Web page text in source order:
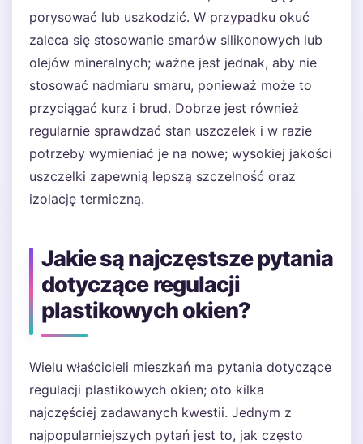
porysować lub uszkodzić. W przypadku okuć
zaleca się stosowanie smarów silikonowych lub
olejów mineralnych; ważne jest jednak, aby nie
stosować nadmiaru smaru, ponieważ może to
przyciągać kurz i brud. Dobrze jest również
regularnie sprawdzać stan uszczelek i w razie
potrzeby wymieniać je na nowe; wysokiej jakości
uszczelki zapewnią lepszą szczelność oraz
izolację termiczną.
Jakie są najczęstsze pytania
dotyczące regulacji
plastikowych okien?
Wielu właścicieli mieszkań ma pytania dotyczące
regulacji plastikowych okien; oto kilka
najczęściej zadawanych kwestii. Jednym z
najpopularniejszych pytań jest to, jak często